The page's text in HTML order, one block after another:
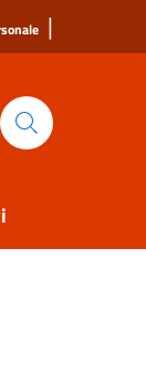
|